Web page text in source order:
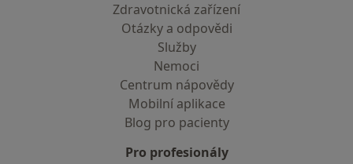
Zdravotnická zařízení
Otázky a odpovědi
Služby
Nemoci
Centrum nápovědy
Mobilní aplikace
Blog pro pacienty
Pro profesionály